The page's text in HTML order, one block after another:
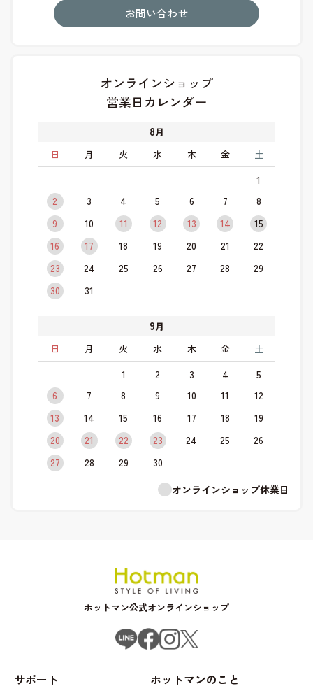
お問い合わせ
オンラインショップ
営業日カレンダー
8月
日
月 火 水 木 金 土
1
2
3 4 5 6 7
8
9
10 11 12 13 14
15
16
17 18 19 20 21
22
23
24 25 26 27 28
29
30
31
9月
日
月 火 水 木 金 土
1 2 3 4
5
6
7 8 9 10 11
12
13
14 15 16 17 18
19
20
21 22 23 24 25
26
27
28 29
30
オンラインショップ休業日
ホットマン公式オンラインショップ
サポート ホットマンのこと